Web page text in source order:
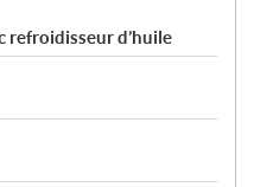
refroidisseur d’huile